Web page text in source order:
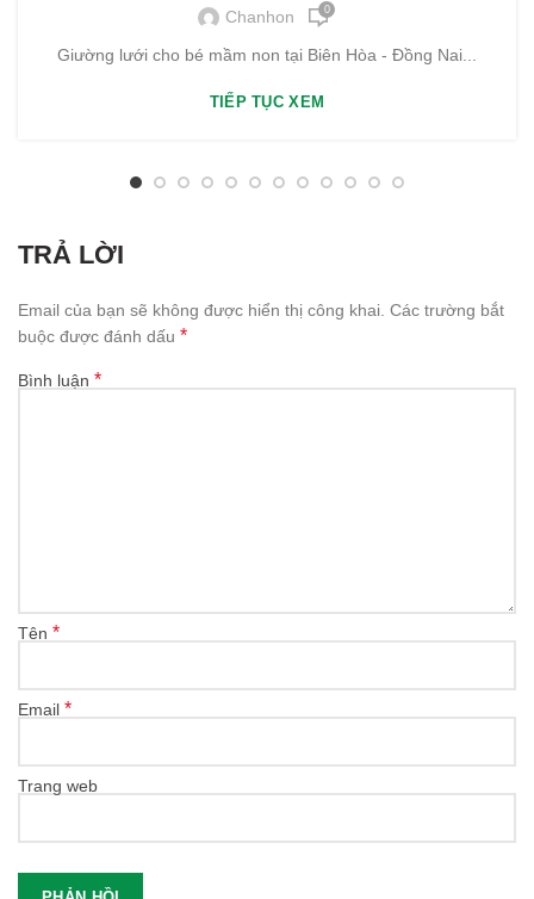
Chanhon 0
Giường lưới cho bé mầm non tại Biên Hòa - Đồng Nai...
TIẾP TỤC XEM
TRẢ LỜI
Email của bạn sẽ không được hiển thị công khai. Các trường bắt
buộc được đánh dấu *
Bình luận *
Tên *
Email *
Trang web